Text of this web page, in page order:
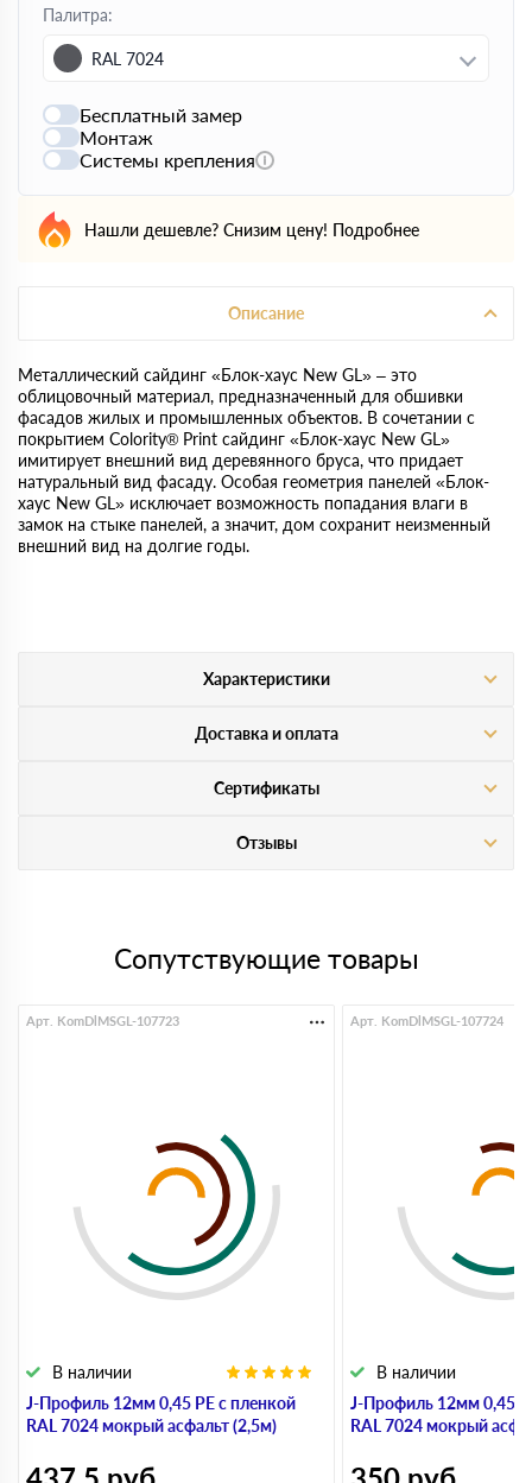
Палитра:
RAL 7024
Бесплатный замер
Монтаж
Системы крепления
Нашли дешевле? Снизим цену! Подробнее
Описание
Металлический сайдинг «Блок-хаус New GL» – это
облицовочный материал, предназначенный для обшивки
фасадов жилых и промышленных объектов. В сочетании с
покрытием Colority® Print сайдинг «Блок-хаус New GL»
имитирует внешний вид деревянного бруса, что придает
натуральный вид фасаду. Особая геометрия панелей «Блок-
хаус New GL» исключает возможность попадания влаги в
замок на стыке панелей, а значит, дом сохранит неизменный
внешний вид на долгие годы.
Характеристики
Доставка и оплата
Сертификаты
Отзывы
Сопутствующие товары
J-Профиль 12мм 0,45 PE с пленкой
RAL 7024 мокрый асфальт (2,5м)
В наличии
Арт. KomDlMSGL-107723
J-Профиль 12мм 0,45
RAL 7024 мокрый
В наличии
Арт. KomDlMSGL-107724